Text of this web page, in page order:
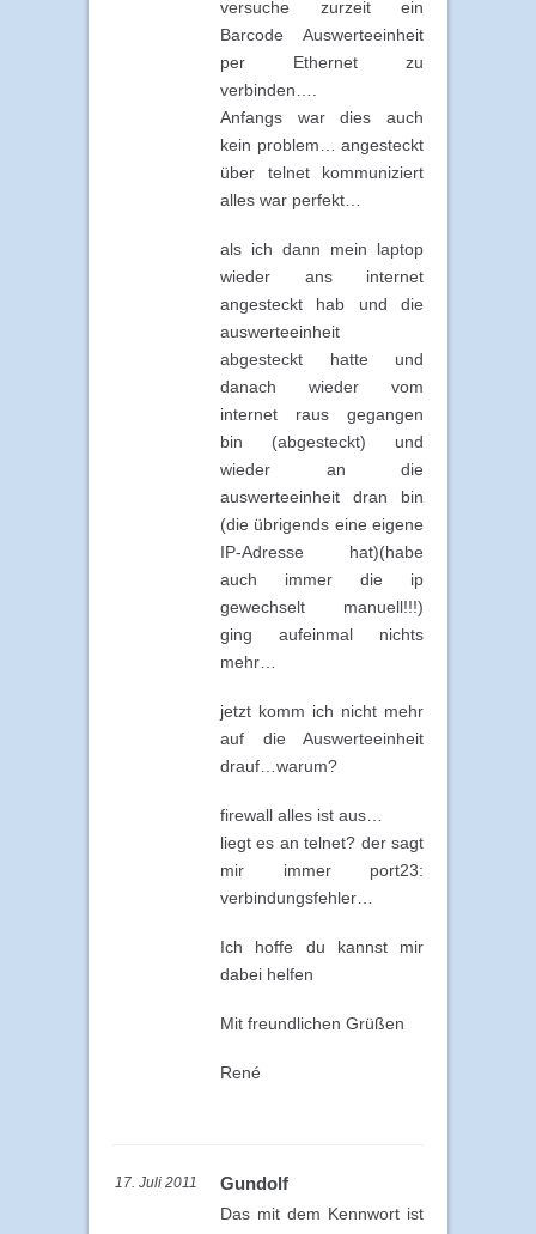
versuche zurzeit ein
Barcode Auswerteeinheit
per Ethernet zu
verbinden….
Anfangs war dies auch
kein problem… angesteckt
über telnet kommuniziert
alles war perfekt…
als ich dann mein laptop
wieder ans internet
angesteckt hab und die
auswerteeinheit
abgesteckt hatte und
danach wieder vom
internet raus gegangen
bin (abgesteckt) und
wieder an die
auswerteeinheit dran bin
(die übrigends eine eigene
IP-Adresse hat)(habe
auch immer die ip
gewechselt manuell!!!)
ging aufeinmal nichts
mehr…
jetzt komm ich nicht mehr
auf die Auswerteeinheit
drauf…warum?
firewall alles ist aus…
liegt es an telnet? der sagt
mir immer port23:
verbindungsfehler…
Ich hoffe du kannst mir
dabei helfen
Mit freundlichen Grüßen
René
17. Juli 2011 Gundolf
Das mit dem Kennwort ist